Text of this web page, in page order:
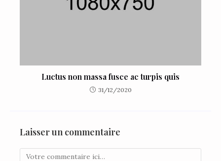
Luctus non massa fusce ac turpis quis
31/12/2020
Laisser un commentaire